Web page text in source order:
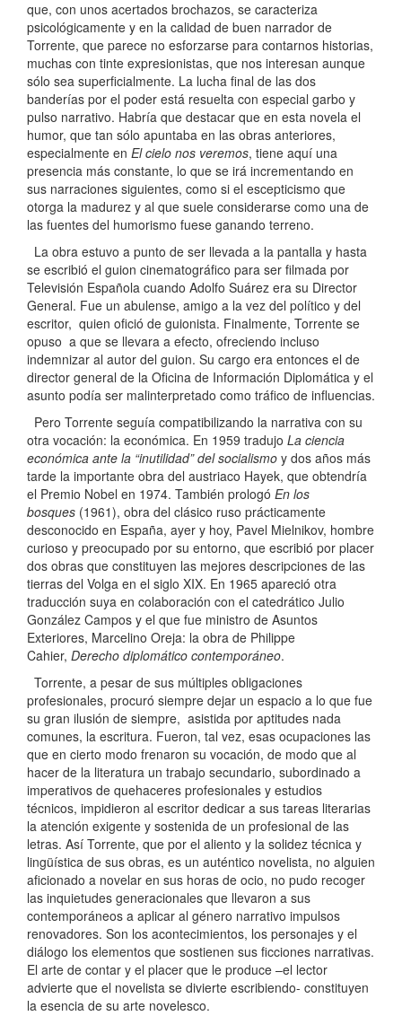
que, con unos acertados brochazos, se caracteriza
psicológicamente y en la calidad de buen narrador de
Torrente, que parece no esforzarse para contarnos historias,
muchas con tinte expresionistas, que nos interesan aunque
sólo sea superficialmente. La lucha final de las dos
banderías por el poder está resuelta con especial garbo y
pulso narrativo. Habría que destacar que en esta novela el
humor, que tan sólo apuntaba en las obras anteriores,
especialmente en El cielo nos veremos, tiene aquí una
presencia más constante, lo que se irá incrementando en
sus narraciones siguientes, como si el escepticismo que
otorga la madurez y al que suele considerarse como una de
las fuentes del humorismo fuese ganando terreno.
La obra estuvo a punto de ser llevada a la pantalla y hasta
se escribió el guion cinematográfico para ser filmada por
Televisión Española cuando Adolfo Suárez era su Director
General. Fue un abulense, amigo a la vez del político y del
escritor, quien ofició de guionista. Finalmente, Torrente se
opuso a que se llevara a efecto, ofreciendo incluso
indemnizar al autor del guion. Su cargo era entonces el de
director general de la Oficina de Información Diplomática y el
asunto podía ser malinterpretado como tráfico de influencias.
Pero Torrente seguía compatibilizando la narrativa con su
otra vocación: la económica. En 1959 tradujo La ciencia
económica ante la “inutilidad” del socialismo y dos años más
tarde la importante obra del austriaco Hayek, que obtendría
el Premio Nobel en 1974. También prologó En los
bosques (1961), obra del clásico ruso prácticamente
desconocido en España, ayer y hoy, Pavel Mielnikov, hombre
curioso y preocupado por su entorno, que escribió por placer
dos obras que constituyen las mejores descripciones de las
tierras del Volga en el siglo XIX. En 1965 apareció otra
traducción suya en colaboración con el catedrático Julio
González Campos y el que fue ministro de Asuntos
Exteriores, Marcelino Oreja: la obra de Philippe
Cahier, Derecho diplomático contemporáneo.
Torrente, a pesar de sus múltiples obligaciones
profesionales, procuró siempre dejar un espacio a lo que fue
su gran ilusión de siempre, asistida por aptitudes nada
comunes, la escritura. Fueron, tal vez, esas ocupaciones las
que en cierto modo frenaron su vocación, de modo que al
hacer de la literatura un trabajo secundario, subordinado a
imperativos de quehaceres profesionales y estudios
técnicos, impidieron al escritor dedicar a sus tareas literarias
la atención exigente y sostenida de un profesional de las
letras. Así Torrente, que por el aliento y la solidez técnica y
lingüística de sus obras, es un auténtico novelista, no alguien
aficionado a novelar en sus horas de ocio, no pudo recoger
las inquietudes generacionales que llevaron a sus
contemporáneos a aplicar al género narrativo impulsos
renovadores. Son los acontecimientos, los personajes y el
diálogo los elementos que sostienen sus ficciones narrativas.
El arte de contar y el placer que le produce –el lector
advierte que el novelista se divierte escribiendo- constituyen
la esencia de su arte novelesco.